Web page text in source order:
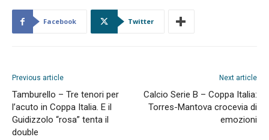
Facebook Twitter
Previous article
Tamburello – Tre tenori per
l’acuto in Coppa Italia. E il
Guidizzolo “rosa” tenta il
double
Next article
Calcio Serie B – Coppa Italia:
Torres-Mantova crocevia di
emozioni